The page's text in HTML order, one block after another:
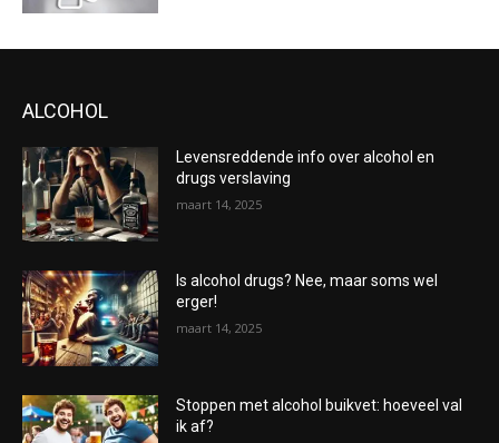
ALCOHOL
Levensreddende info over alcohol en
drugs verslaving
maart 14, 2025
Is alcohol drugs? Nee, maar soms wel
erger!
maart 14, 2025
Stoppen met alcohol buikvet: hoeveel val
ik af?